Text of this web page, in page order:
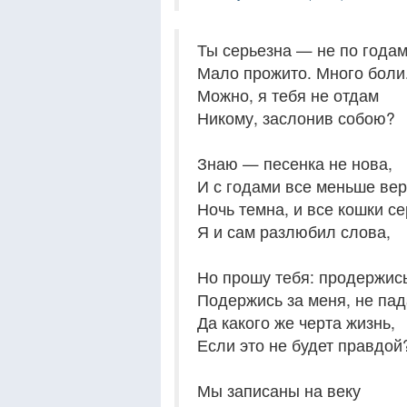
Ты серьезна — не по
Мало прожито. Много
Можно, я тебя не отдам
Никому, заслонив собою?
Знаю — песенка не нова,
И с годами все меньше
Ночь темна, и все кошки
Я и сам разлюбил слова,
Но прошу тебя:
Подержись за меня, не
Да какого же черта жизнь,
Если это не будет
Мы записаны на веку